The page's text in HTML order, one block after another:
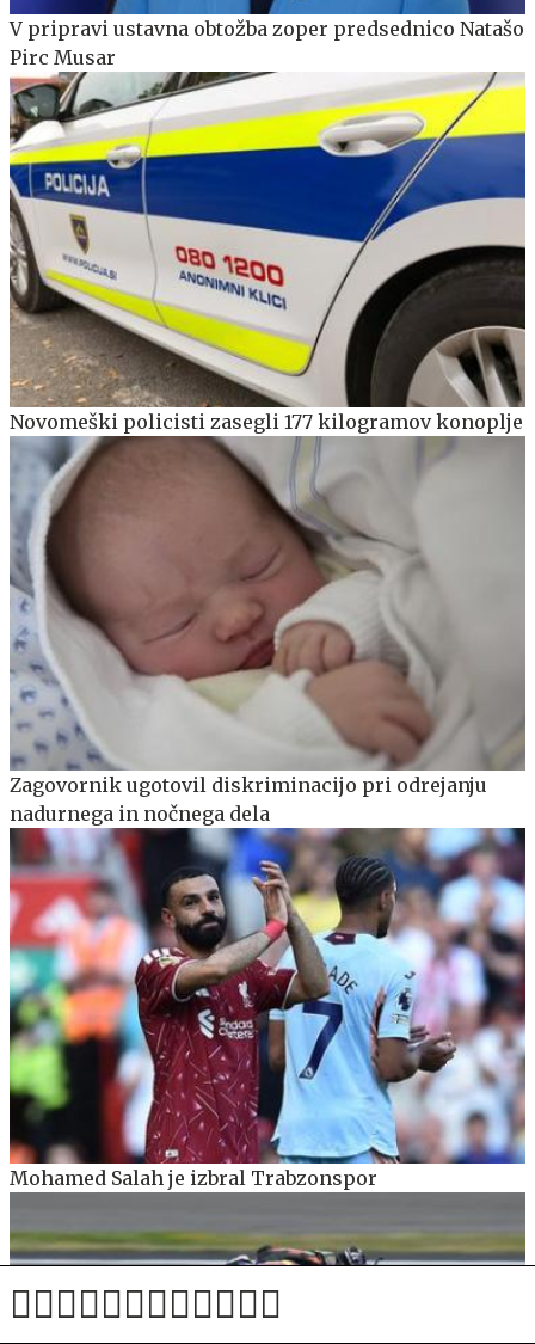
V pripravi ustavna obtožba zoper predsednico Natašo
Pirc Musar
Novomeški policisti zasegli 177 kilogramov konoplje
Zagovornik ugotovil diskriminacijo pri odrejanju
nadurnega in nočnega dela
Mohamed Salah je izbral Trabzonspor